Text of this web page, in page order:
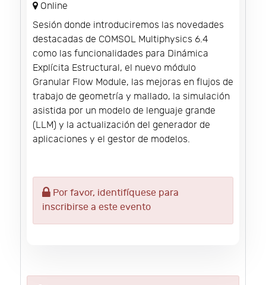
Online
Sesión donde introduciremos las novedades
destacadas de COMSOL Multiphysics 6.4
como las funcionalidades para Dinámica
Explícita Estructural, el nuevo módulo
Granular Flow Module, las mejoras en flujos de
trabajo de geometría y mallado, la simulación
asistida por un modelo de lenguaje grande
(LLM) y la actualización del generador de
aplicaciones y el gestor de modelos.
Por favor, identifíquese para
inscribirse a este evento